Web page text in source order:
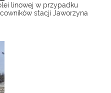
linowej w przypadku
stacji Jaworzyna